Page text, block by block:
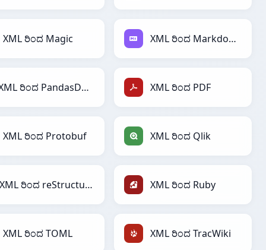
XML ರಿಂದ Magic XML ರಿಂದ Markdown
XML ರಿಂದ PandasDataFrame XML ರಿಂದ PDF
XML ರಿಂದ Protobuf XML ರಿಂದ Qlik
XML ರಿಂದ reStructuredText XML ರಿಂದ Ruby
XML ರಿಂದ TOML XML ರಿಂದ TracWiki